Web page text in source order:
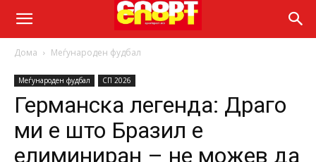
Дома Меѓународен фудбал
Меѓународен фудбал СП 2026
Германска легенда: Драго
ми е што Бразил е
елиминиран – не можев да